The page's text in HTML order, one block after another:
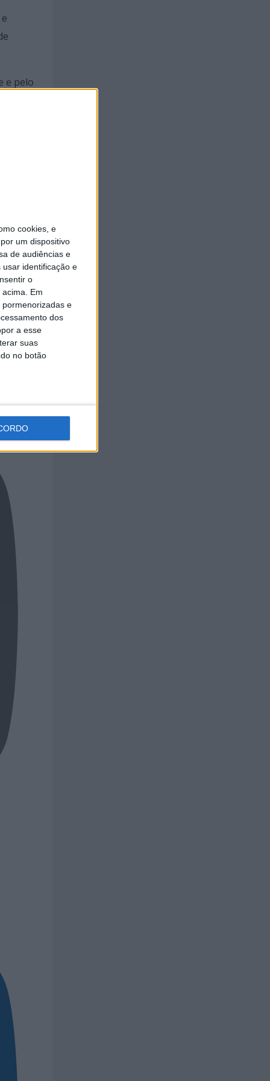
cookies, e
um dispositivo
de audiências e
identificação e
o
Em
e
dos
a esse
suas
no botão
e pelo
e a
do